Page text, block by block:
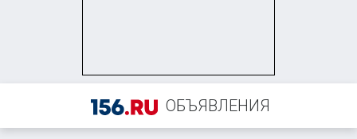
ОБЪЯВЛЕНИЯ